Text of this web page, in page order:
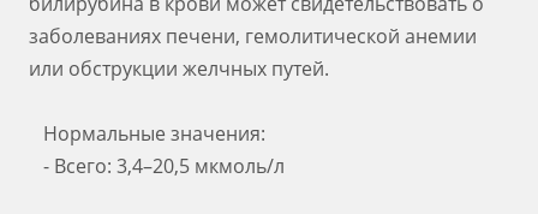
заболеваниях печени, гемолитической анемии
или обструкции желчных путей.
Нормальные значения:
- Всего: 3,4–20,5 мкмоль/л